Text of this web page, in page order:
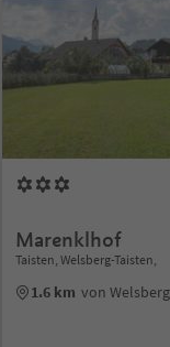
Marenklhof
Taisten, Welsberg-Taisten,
1.6 km von